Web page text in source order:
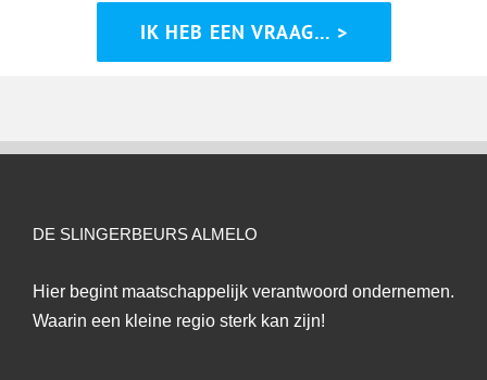
IK HEB EEN VRAAG… >
DE SLINGERBEURS ALMELO
Hier begint maatschappelijk verantwoord ondernemen.
Waarin een kleine regio sterk kan zijn!